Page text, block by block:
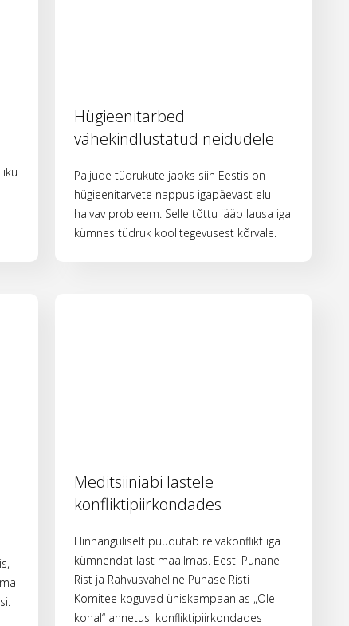
Hügieenitarbed
vähekindlustatud neidudele
Paljude tüdrukute jaoks siin Eestis on
hügieenitarvete nappus igapäevast elu
halvav probleem. Selle tõttu jääb lausa iga
kümnes tüdruk koolitegevusest kõrvale.
Meditsiiniabi lastele
konfliktipiirkondades
Hinnanguliselt puudutab relvakonflikt iga
kümnendat last maailmas. Eesti Punane
Rist ja Rahvusvaheline Punase Risti
Komitee koguvad ühiskampaanias „Ole
kohal“ annetusi konfliktipiirkondades